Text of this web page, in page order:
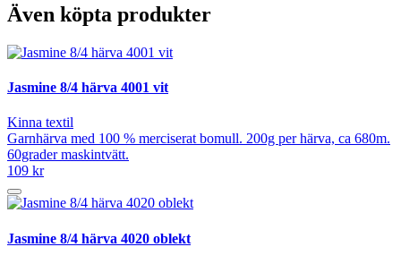
Även köpta produkter
Jasmine 8/4 härva 4001 vit
Kinna textil
Garnhärva med 100 % merciserat bomull. 200g per härva, ca 680m.
60grader maskintvätt.
109 kr
Jasmine 8/4 härva 4020 oblekt